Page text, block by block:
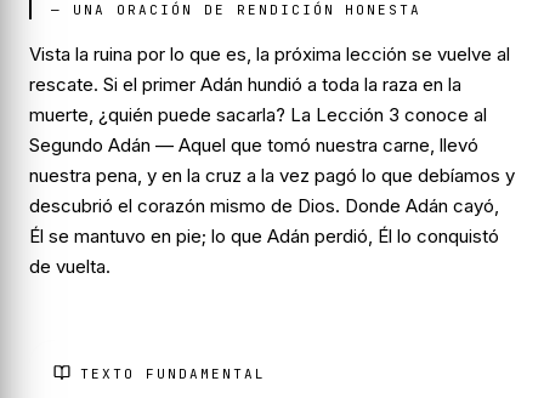
— UNA ORACIÓN DE RENDICIÓN HONESTA
Vista la ruina por lo que es, la próxima lección se vuelve al
rescate. Si el primer Adán hundió a toda la raza en la
muerte, ¿quién puede sacarla? La Lección 3 conoce al
Segundo Adán — Aquel que tomó nuestra carne, llevó
nuestra pena, y en la cruz a la vez pagó lo que debíamos y
descubrió el corazón mismo de Dios. Donde Adán cayó,
Él se mantuvo en pie; lo que Adán perdió, Él lo conquistó
de vuelta.
TEXTO FUNDAMENTAL